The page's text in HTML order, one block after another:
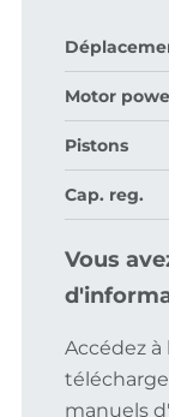
Motor
Pistons
Cap. reg.
Vous
Accédez
manuels